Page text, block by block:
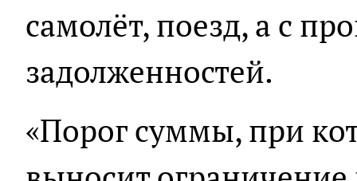
самолёт, поезд, а с
задолженностей.
«Порог суммы, при